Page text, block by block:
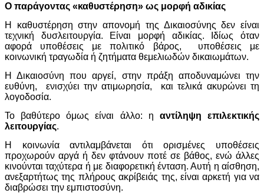
Ο παράγοντας «καθυστέρηση» ως μορφή αδικίας
Η καθυστέρηση στην απονομή της Δικαιοσύνης δεν είναι
τεχνική δυσλειτουργία. Είναι μορφή αδικίας. Ιδίως όταν
αφορά υποθέσεις με πολιτικό βάρος, υποθέσεις με
κοινωνική τραγωδία ή ζητήματα θεμελιωδών δικαιωμάτων.
Η Δικαιοσύνη που αργεί, στην πράξη αποδυναμώνει την
ευθύνη, ενισχύει την ατιμωρησία, και τελικά ακυρώνει τη
λογοδοσία.
Το βαθύτερο όμως είναι άλλο: η αντίληψη επιλεκτικής
λειτουργίας.
Η κοινωνία αντιλαμβάνεται ότι ορισμένες υποθέσεις
προχωρούν αργά ή δεν φτάνουν ποτέ σε βάθος, ενώ άλλες
κινούνται ταχύτερα ή με διαφορετική ένταση. Αυτή η αίσθηση,
ανεξαρτήτως της πλήρους ακρίβειάς της, είναι αρκετή για να
διαβρώσει την εμπιστοσύνη.